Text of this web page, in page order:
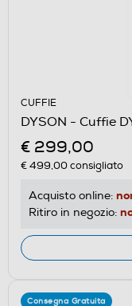
CUFFIE
DYSON - Cuffie
€ 299,00
€ 499,00consigliato
Acquisto online:
Ritiro in negozio:
Consegna Gratuita